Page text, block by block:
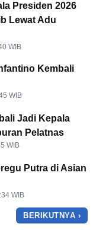
Presiden 2026
Lewat Adu
WIB
Kembali
WIB
Jadi Kepala
Pelatnas
WIB
Putra di Asian
WIB
BERIKUTNYA ›